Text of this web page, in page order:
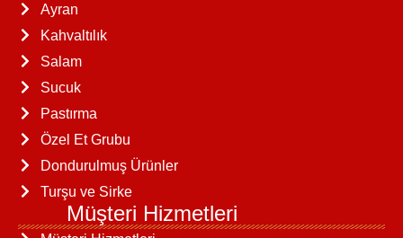
Ayran
Kahvaltılık
Salam
Sucuk
Pastırma
Özel Et Grubu
Dondurulmuş Ürünler
Turşu ve Sirke
Müşteri Hizmetleri